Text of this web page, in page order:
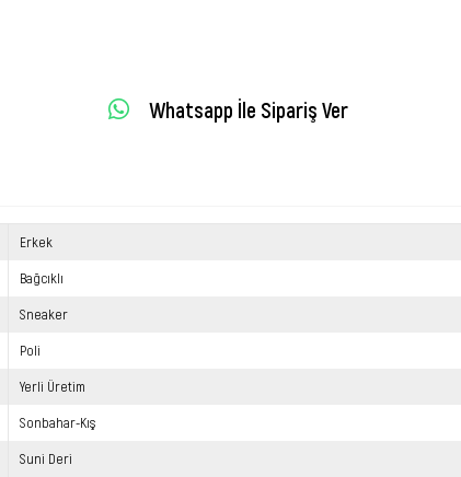
Whatsapp İle Sipariş Ver
Erkek
Bağcıklı
Sneaker
Poli
Yerli Üretim
Sonbahar-Kış
Suni Deri